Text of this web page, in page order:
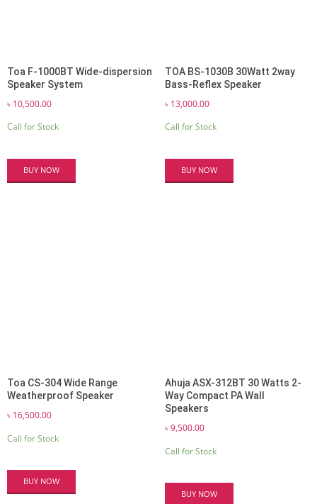
Toa F-1000BT Wide-dispersion
Speaker System
৳ 10,500.00
Call for Stock
BUY NOW
TOA BS-1030B 30Watt 2way
Bass-Reflex Speaker
৳ 13,000.00
Call for Stock
BUY NOW
Toa CS-304 Wide Range
Weatherproof Speaker
৳ 16,500.00
Call for Stock
BUY NOW
Ahuja ASX-312BT 30 Watts 2-
Way Compact PA Wall
Speakers
৳9,500.00
Call for Stock
BUY NOW